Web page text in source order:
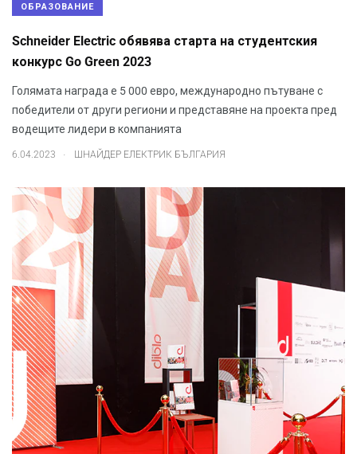
ОБРАЗОВАНИЕ
Schneider Еlectric обявява старта на студентския
конкурс Go Green 2023
Голямата награда е 5 000 евро, международно пътуване с
победители от други региони и представяне на проекта пред
водещите лидери в компанията
6.04.2023 . ШНАЙДЕР ЕЛЕКТРИК БЪЛГАРИЯ